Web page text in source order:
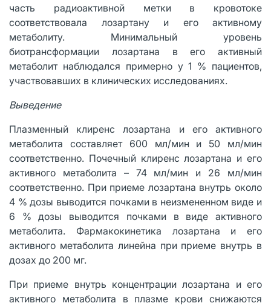
часть радиоактивной метки в кровотоке
соответствовала лозартану и его активному
метаболиту. Минимальный уровень
биотрансформации лозартана в его активный
метаболит наблюдался примерно у 1 % пациентов,
участвовавших в клинических исследованиях.
Выведение
Плазменный клиренс лозартана и его активного
метаболита составляет 600 мл/мин и 50 мл/мин
соответственно. Почечный клиренс лозартана и его
активного метаболита – 74 мл/мин и 26 мл/мин
соответственно. При приеме лозартана внутрь около
4 % дозы выводится почками в неизмененном виде и
6 % дозы выводится почками в виде активного
метаболита. Фармакокинетика лозартана и его
активного метаболита линейна при приеме внутрь в
дозах до 200 мг.
При приеме внутрь концентрации лозартана и его
активного метаболита в плазме крови снижаются